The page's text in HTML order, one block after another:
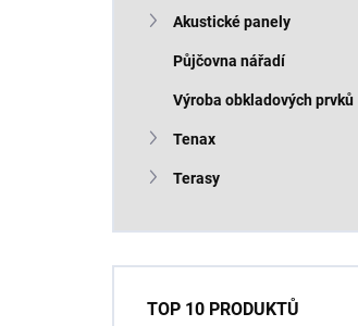
Akustické panely
Půjčovna nářadí
Výroba obkladových prvků
Tenax
Terasy
TOP 10 PRODUKTŮ